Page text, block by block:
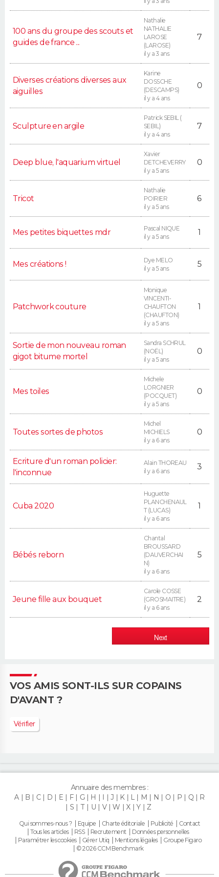
100 ans du groupe des scouts et
guides de france ...
Nathalie
NATHALIE
LAROSE
(LAROSE)
il y a 3 ans
7
Diverses créations diverses aux
aiguilles
Karine
DOSSCHE
(DESCAMPS)
il y a 4 ans
0
Sculpture en argile
Patrick SEBIL (
SEBIL)
il y a 4 ans
7
Deep blue, l'aquarium virtuel
Xavier
DETCHEVERRY
il y a 5 ans
0
Tricot
Nathalie
POIRIER
il y a 5 ans
6
Mes petites biquettes mdr
Pascal NIQUE
il y a 5 ans
1
Mes créations !
Dye MELO
il y a 5 ans
5
Patchwork couture
Monique
VINCENTI-
CHAUFTON
(CHAUFTON)
il y a 5 ans
1
Sortie de mon nouveau roman
gigot bitume mortel
Sandra SCHRUL
(NOËL)
il y a 5 ans
0
Mes toiles
Michele
LORGNIER
(POCQUET)
il y a 5 ans
0
Toutes sortes de photos
Michel
MICHIELS
il y a 6 ans
0
Ecriture d'un roman policier:
l'inconnue
Alain THOREAU
il y a 6 ans
3
Cuba 2020
Huguette
PLANCHENAUL
T (LUCAS)
il y a 6 ans
1
Bébés reborn
Chantal
BROUSSARD
(DAUVERCHAI
N)
il y a 6 ans
5
Jeune fille aux bouquet
Carole COSSE
(GROSMAITRE)
il y a 6 ans
2
Next
VOS AMIS SONT-ILS SUR COPAINS
D'AVANT ?
Vérifier
Annuaire des membres :
A
B C D E F G H I J K L M N O P Q
R
S
T U V W X Y Z
Qui sommes-nous ? Equipe Charte éditoriale Publicité
Contact
Tous les articles
RSS Recrutement
Données personnelles
Paramétrer les cookies
Gérer Utiq Mentions légales
Groupe Figaro
© 2026 CCM Benchmark